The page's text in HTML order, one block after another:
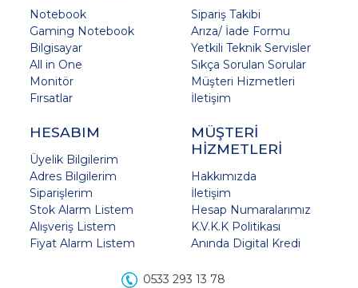
Notebook
Gaming Notebook
Bilgisayar
All in One
Monitör
Fırsatlar
Sipariş Takibi
Arıza/ İade Formu
Yetkili Teknik Servisler
Sıkça Sorulan Sorular
Müşteri Hizmetleri
İletişim
HESABIM
Üyelik Bilgilerim
Adres Bilgilerim
Siparişlerim
Stok Alarm Listem
Alışveriş Listem
Fiyat Alarm Listem
MÜŞTERİ
HİZMETLERİ
Hakkımızda
İletişim
Hesap Numaralarımız
K.V.K.K Politikası
Anında Digital Kredi
0533 293 13 78